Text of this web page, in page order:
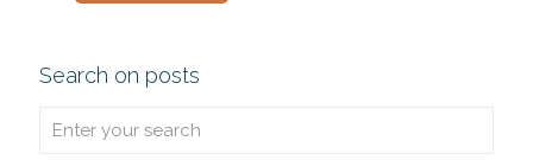
Search on posts